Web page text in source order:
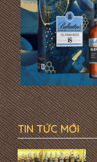
TIN TỨC MỚI